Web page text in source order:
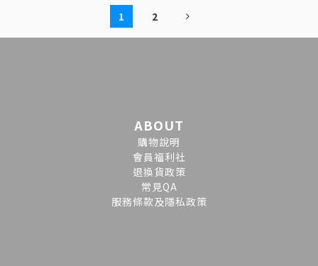
1 2
ABOUT
購物說明
會員福利社
退換貨政策
常見QA
服務條款及隱私政策